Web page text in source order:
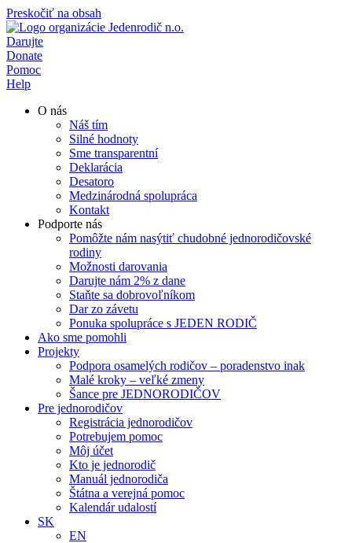
Preskočiť na obsah
Darujte
Donate
Pomoc
Help
O nás
Náš tím
Silné hodnoty
Sme transparentní
Deklarácia
Desatoro
Medzinárodná spolupráca
Kontakt
Podporte nás
Pomôžte nám nasýtiť chudobné jednorodičovské
rodiny
Možnosti darovania
Darujte nám 2% z dane
Staňte sa dobrovoľníkom
Dar zo závetu
Ponuka spolupráce s JEDEN RODIČ
Ako sme pomohli
Projekty
Podpora osamelých rodičov – poradenstvo inak
Malé kroky – veľké zmeny
Šance pre JEDNORODIČOV
Pre jednorodičov
Registrácia jednorodičov
Potrebujem pomoc
Môj účet
Kto je jednorodič
Manuál jednorodiča
Štátna a verejná pomoc
Kalendár udalostí
SK
EN